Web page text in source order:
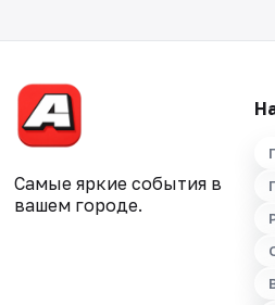
Самые яркие события в
вашем городе.